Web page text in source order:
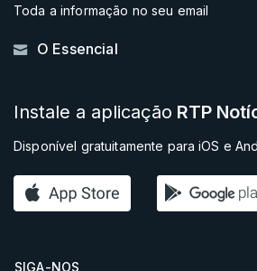
Toda a informação no seu email
O Essencial
Instale a aplicação RTP
Disponível gratuitamente para iOS e
SIGA-NOS